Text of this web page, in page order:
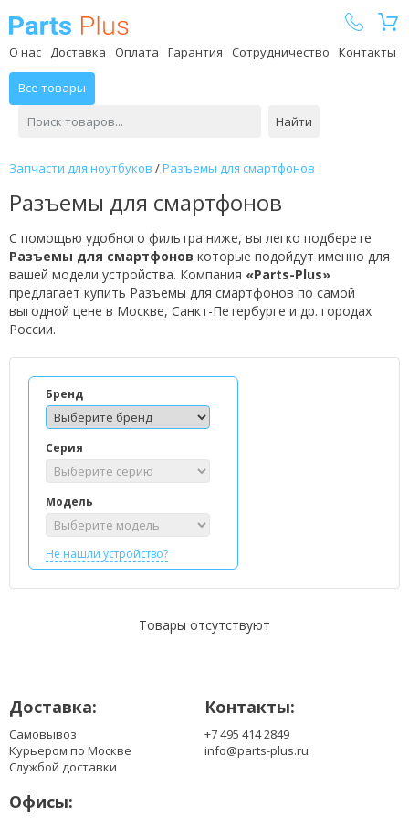
О нас Доставка Оплата Гарантия Сотрудничество Контакты
Все товары
Найти
Запчасти для ноутбуков /Разъемы для смартфонов
Разъемы для смартфонов
С помощью удобного фильтра ниже, вы легко подберете
Разъемы для смартфонов которые подойдут именно для
вашей модели устройства. Компания «Parts-Plus»
предлагает купить Разъемы для смартфонов по самой
выгодной цене в Москве, Санкт-Петербурге и др. городах
России.
Бренд
Серия
Модель
Не нашли устройство?
Товары отсутствуют
Доставка:
Самовывоз
Курьером по Москве
Службой доставки
Контакты:
+7 495 414 2849
info@parts-plus.ru
Офисы: